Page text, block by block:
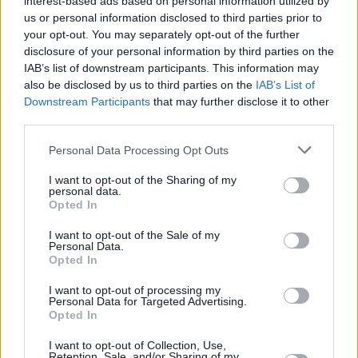
us or personal information disclosed to third parties prior to
your opt-out. You may separately opt-out of the further
disclosure of your personal information by third parties on the
IAB’s list of downstream participants. This information may
also be disclosed by us to third parties on the IAB’s List of
Downstream Participants that may further disclose it to other
Please note that this website/app uses one or more Google
not limited to your visit or usage behaviour. You may click to
grant or deny consent to Google and its third-party tags to
use your data for below specified purposes in below Google
consent section.
Personal Data Processing Opt Outs
I want to opt-out of the Sharing of my
personal data.
Opted In
I want to opt-out of the Sale of my
Personal Data.
Opted In
I want to opt-out of processing my
Personal Data for Targeted Advertising.
Opted In
I want to opt-out of Collection, Use,
Μετά το ματς ο Σέρβος MVP δήλωσε: